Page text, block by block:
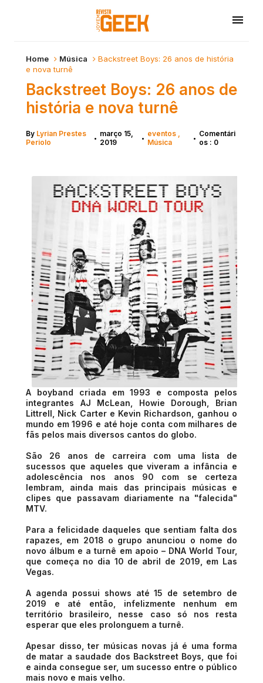
Home Música
Backstreet Boys: 26 anos de história
e nova turnê
Backstreet Boys: 26 anos de
história e nova turnê
By Lyrian Prestes
Periolo
• março 15,
2019
• eventos
Música
• Comentári
os : 0
A boyband criada em 1993 e composta pelos
integrantes AJ McLean, Howie Dorough, Brian
Littrell, Nick Carter e Kevin Richardson, ganhou o
mundo em 1996 e até hoje conta com milhares de
fãs pelos mais diversos cantos do globo.
São 26 anos de carreira com uma lista de
sucessos que aqueles que viveram a infância e
adolescência nos anos 90 com se certeza
lembram, ainda mais das principais músicas e
clipes que passavam diariamente na "falecida"
MTV.
Para a felicidade daqueles que sentiam falta dos
rapazes, em 2018 o grupo anunciou o nome do
novo álbum e a turnê em apoio – DNA World Tour,
que começa no dia 10 de abril de 2019, em Las
Vegas.
A agenda possui shows até 15 de setembro de
2019 e até então, infelizmente nenhum em
território brasileiro, nesse caso só nos resta
esperar que eles prolonguem a turnê.
Apesar disso, ter músicas novas já é uma forma
de matar a saudade dos Backstreet Boys, que foi
e ainda consegue ser, um sucesso entre o público
mais novo e mais velho.